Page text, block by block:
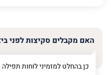
שלך
טלפון (חובה)
האם מקבלים סקיצות לפני
כן בהחלט למזמיני לוחות